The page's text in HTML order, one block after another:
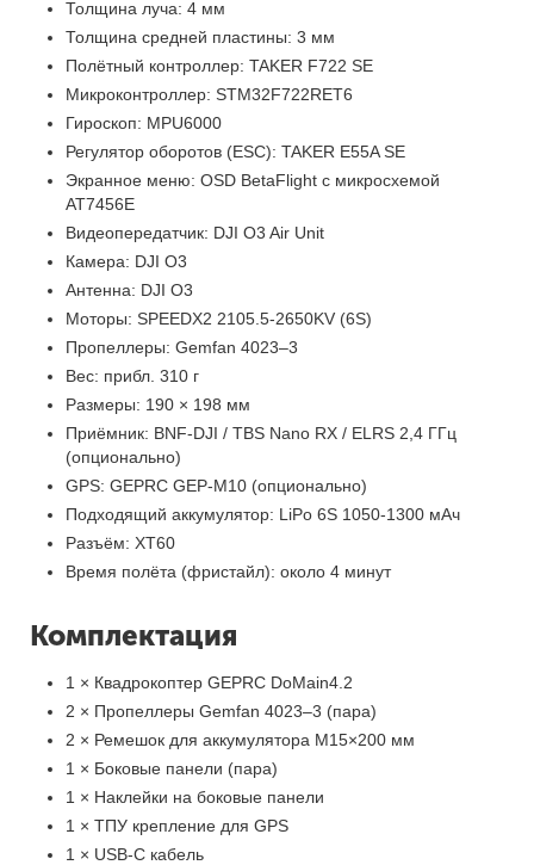
Толщина луча: 4 мм
Толщина средней пластины: 3 мм
Полётный контроллер: TAKER F722 SE
Микроконтроллер: STM32F722RET6
Гироскоп: MPU6000
Регулятор оборотов (ESC): TAKER E55A SE
Экранное меню: OSD BetaFlight с микросхемой
AT7456E
Видеопередатчик: DJI O3 Air Unit
Камера: DJI O3
Антенна: DJI O3
Моторы: SPEEDX2 2105.5-2650KV (6S)
Пропеллеры: Gemfan 4023–3
Вес: прибл. 310 г
Размеры: 190 × 198 мм
Приёмник: BNF-DJI / TBS Nano RX / ELRS 2,4 ГГц
(опционально)
GPS: GEPRC GEP-M10 (опционально)
Подходящий аккумулятор: LiPo 6S 1050-1300 мАч
Разъём: XT60
Время полёта (фристайл): около 4 минут
Комплектация
1 × Квадрокоптер GEPRC DoMain4.2
2 × Пропеллеры Gemfan 4023–3 (пара)
2 × Ремешок для аккумулятора M15×200 мм
1 × Боковые панели (пара)
1 × Наклейки на боковые панели
1 × ТПУ крепление для GPS
1 × USB-C кабель